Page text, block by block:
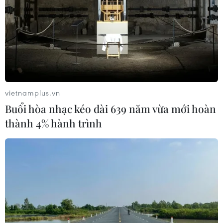
Làn sóng người Israel di cư ra nước
ngoài vẫn ở mức kỷ lục
03/08/2026 11:32
Tín hiệu tích cực đối với tiến trình
phục hồi kinh tế của Syria
03/08/2026 07:22
Iran
03/08/2026 06:24
vietnamplus.vn
Buổi hòa nhạc kéo dài 639 năm vừa mới hoàn
thành 4% hành trình